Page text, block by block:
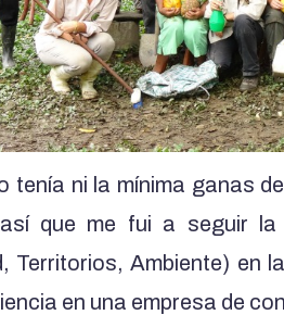
tenía ni la mínima ganas
que me fui a seguir la
Territorios, Ambiente) en
en una empresa de